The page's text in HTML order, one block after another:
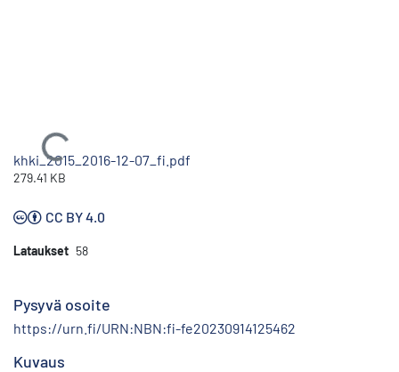
Ladataan...
khki_2015_2016-12-07_fi.pdf
279.41 KB
CC BY 4.0
Lataukset 58
Pysyvä osoite
https://urn.fi/URN:NBN:fi-fe20230914125462
Kuvaus